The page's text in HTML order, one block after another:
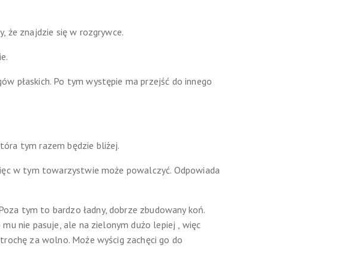
że znajdzie się w rozgrywce.
płaskich. Po tym występie ma przejść do innego
tym razem będzie bliżej.
w tym towarzystwie może powalczyć. Odpowiada
tym to bardzo ładny, dobrze zbudowany koń.
nie pasuje, ale na zielonym dużo lepiej , więc
za wolno. Może wyścig zachęci go do